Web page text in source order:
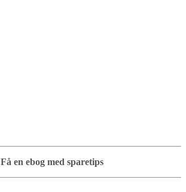
Få en ebog med sparetips